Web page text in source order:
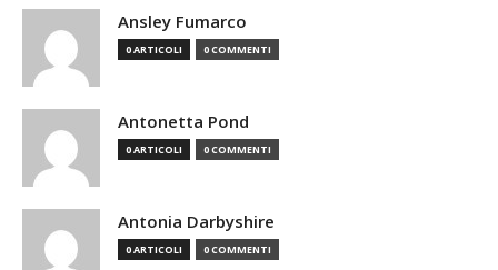
Ansley Fumarco
0 ARTICOLI 0 COMMENTI
Antonetta Pond
0 ARTICOLI 0 COMMENTI
Antonia Darbyshire
0 ARTICOLI 0 COMMENTI